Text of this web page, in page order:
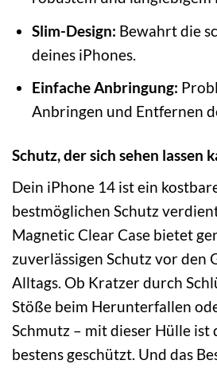
Slim-Design: Bewahrt die
deines iPhones.
Einfache Anbringung:
Anbringen und Entfernen
Schutz, der sich sehen lassen
Dein iPhone 14 ist ein
bestmöglichen Schutz
Magnetic Clear Case bietet
zuverlässigen Schutz vor den
Alltags. Ob Kratzer durch
Stöße beim Herunterfallen
Schmutz – mit dieser Hülle ist
bestens geschützt. Und das